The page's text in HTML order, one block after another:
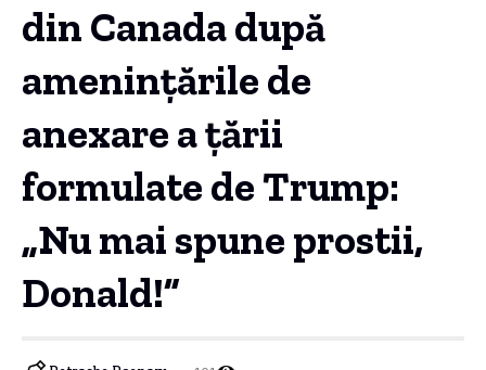
din Canada după
amenințările de
anexare a țării
formulate de Trump:
„Nu mai spune prostii,
Donald!”